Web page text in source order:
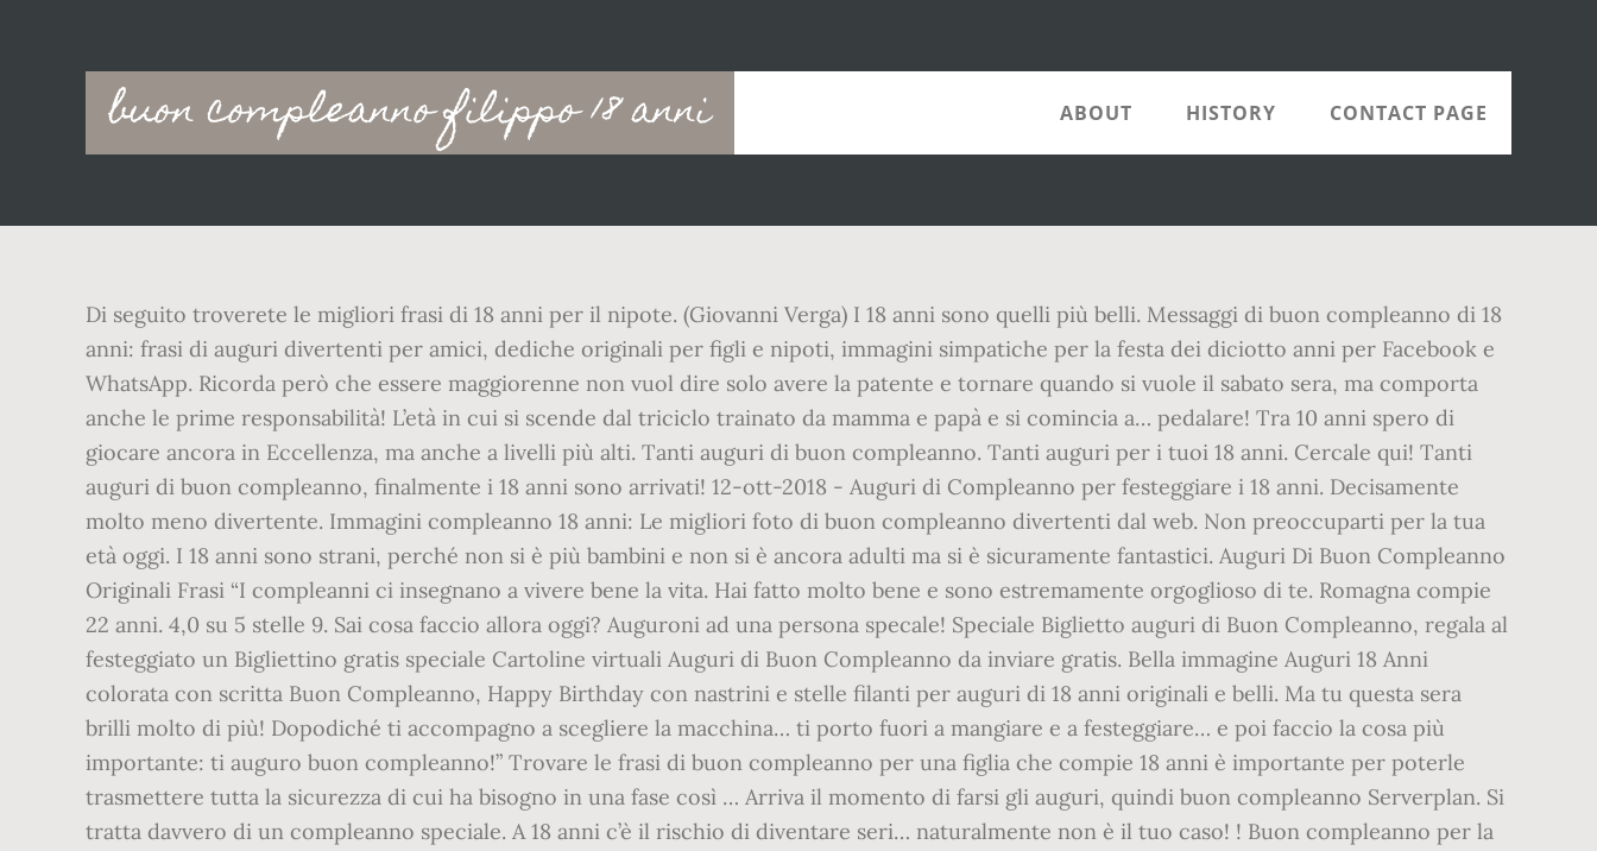
buon compleanno filippo 18 anni
Main
navigation
ABOUT HISTORY CONTACT PAGE
Di seguito troverete le migliori frasi di 18 anni per il nipote. (Giovanni Verga) I 18 anni sono quelli più belli. Messaggi di buon compleanno di 18
anni: frasi di auguri divertenti per amici, dediche originali per figli e nipoti, immagini simpatiche per la festa dei diciotto anni per Facebook e
WhatsApp. Ricorda però che essere maggiorenne non vuol dire solo avere la patente e tornare quando si vuole il sabato sera, ma comporta
anche le prime responsabilità! L’età in cui si scende dal triciclo trainato da mamma e papà e si comincia a… pedalare! Tra 10 anni spero di
giocare ancora in Eccellenza, ma anche a livelli più alti. Tanti auguri di buon compleanno. Tanti auguri per i tuoi 18 anni. Cercale qui! Tanti
auguri di buon compleanno, finalmente i 18 anni sono arrivati! 12-ott-2018 - Auguri di Compleanno per festeggiare i 18 anni. Decisamente
molto meno divertente. Immagini compleanno 18 anni: Le migliori foto di buon compleanno divertenti dal web. Non preoccuparti per la tua
età oggi. I 18 anni sono strani, perché non si è più bambini e non si è ancora adulti ma si è sicuramente fantastici. Auguri Di Buon Compleanno
Originali Frasi “I compleanni ci insegnano a vivere bene la vita. Hai fatto molto bene e sono estremamente orgoglioso di te. Romagna compie
22 anni. 4,0 su 5 stelle 9. Sai cosa faccio allora oggi? Auguroni ad una persona specale! Speciale Biglietto auguri di Buon Compleanno, regala al
festeggiato un Bigliettino gratis speciale Cartoline virtuali Auguri di Buon Compleanno da inviare gratis. Bella immagine Auguri 18 Anni
colorata con scritta Buon Compleanno, Happy Birthday con nastrini e stelle filanti per auguri di 18 anni originali e belli. Ma tu questa sera
brilli molto di più! Dopodiché ti accompagno a scegliere la macchina… ti porto fuori a mangiare e a festeggiare… e poi faccio la cosa più
importante: ti auguro buon compleanno!” Trovare le frasi di buon compleanno per una figlia che compie 18 anni è importante per poterle
trasmettere tutta la sicurezza di cui ha bisogno in una fase così … Arriva il momento di farsi gli auguri, quindi buon compleanno Serverplan. Si
tratta davvero di un compleanno speciale. A 18 anni c’è il rischio di diventare seri… naturalmente non è il tuo caso! ! Buon compleanno per la